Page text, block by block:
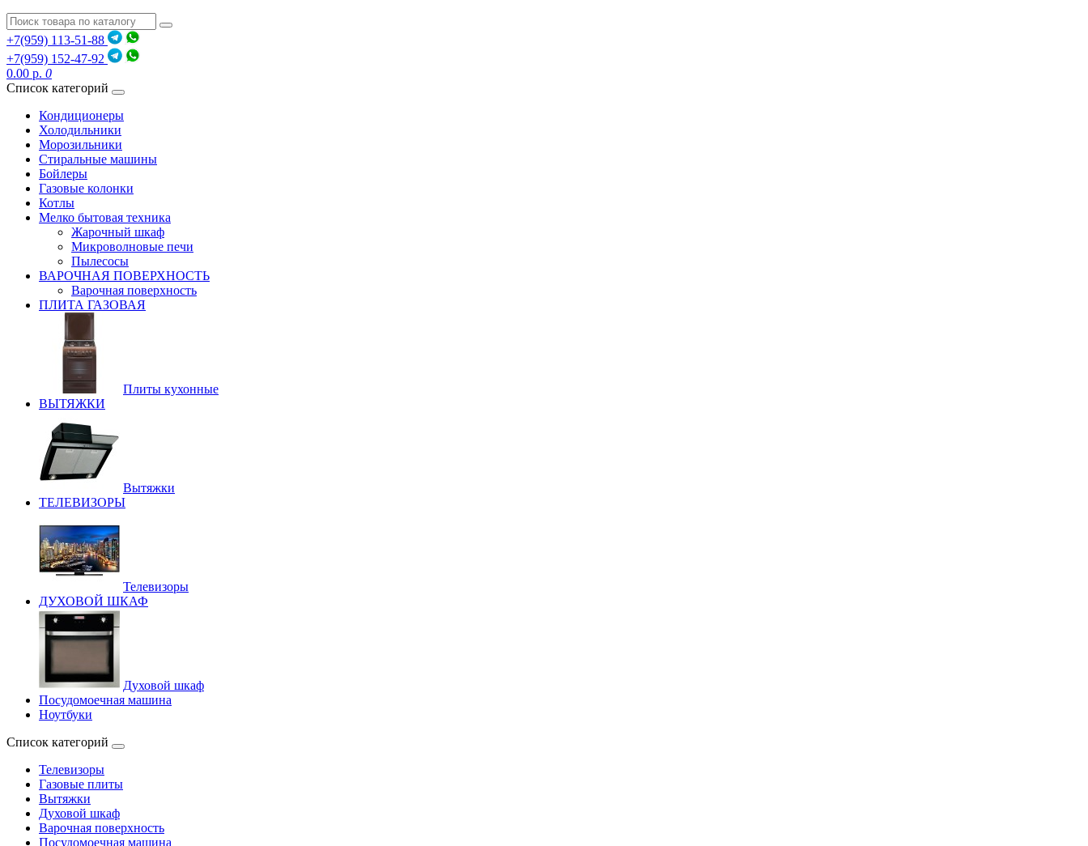
+7(959) 113-51-88
+7(959) 152-47-92
0.00 р. 0
Список категорий
Кондиционеры
Холодильники
Морозильники
Стиральные машины
Бойлеры
Газовые колонки
Котлы
Мелко бытовая техника
Жарочный шкаф
Микроволновые печи
Пылесосы
ВАРОЧНАЯ ПОВЕРХНОСТЬ
Варочная поверхность
ПЛИТА ГАЗОВАЯ
Плиты кухонные
ВЫТЯЖКИ
Вытяжки
ТЕЛЕВИЗОРЫ
Телевизоры
ДУХОВОЙ ШКАФ
Духовой шкаф
Посудомоечная машина
Ноутбуки
Список категорий
Телевизоры
Газовые плиты
Вытяжки
Духовой шкаф
Варочная поверхность
Посудомоечная машина